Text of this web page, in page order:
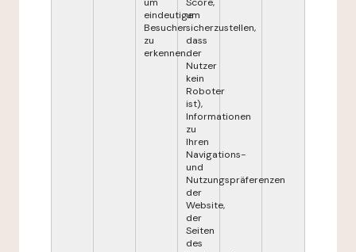
eindeutige
Besucher
zu
erkennen.
um
sicherzustellen,
dass
der
Nutzer
kein
Roboter
ist),
Informationen
zu
Ihren
Navigations-
und
Nutzungspräferenzen
der
Website,
der
Seiten
des